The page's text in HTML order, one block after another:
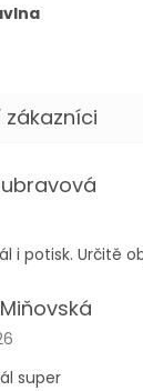
obchodu je 5 z
i potisk. Určitě
obchodu je 5 z
super